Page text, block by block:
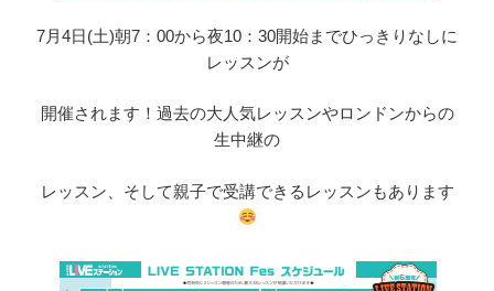
7月4日(土)朝7：00から夜10：30開始までひっきりなしに
レッスンが
開催されます！過去の大人気レッスンやロンドンからの
生中継の
レッスン、そして親子で受講できるレッスンもあります